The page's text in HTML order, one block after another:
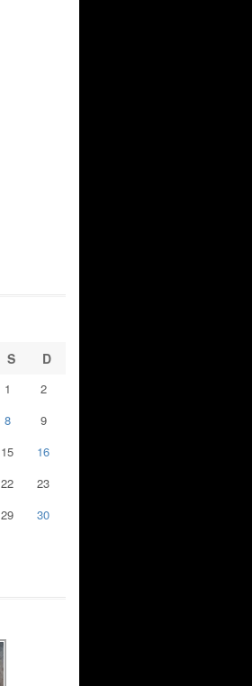
S D
1
2
8
9
15
16
22
23
29
30